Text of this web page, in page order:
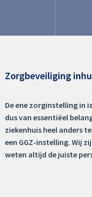
Zorgbeveiliging
De ene zorginstelling in
dus van essentiëel
ziekenhuis heel anders
een GGZ-instelling. Wij
weten altijd de juiste